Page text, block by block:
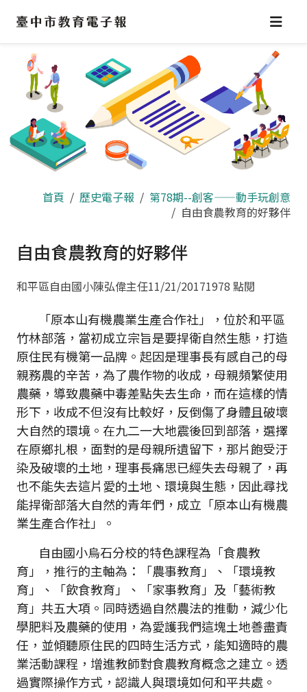
區
首頁 歷史電子報
第78期--創客——動手玩創意
自由食農教育的好夥伴
自由食農教育的好夥伴
和平區自由國小陳弘偉主任11/21/20171978 點閱
「原本山有機農業生產合作社」，位於和平區
竹林部落，當初成立宗旨是要捍衛自然生態，打造
原住民有機第一品牌。起因是理事長有感自己的母
親務農的辛苦，為了農作物的收成，母親頻繁使用
農藥，導致農藥中毒差點失去生命，而在這樣的情
形下，收成不但沒有比較好，反倒傷了身體且破壞
大自然的環境。在九二一大地震後回到部落，選擇
在原鄉扎根，面對的是母親所遺留下，那片飽受汙
染及破壞的土地，理事長痛思已經失去母親了，再
也不能失去這片愛的土地、環境與生態，因此尋找
能捍衛部落大自然的青年們，成立「原本山有機農
業生產合作社」。
自由國小烏石分校的特色課程為「食農教
育」，推行的主軸為：「農事教育」、「環境教
育」、「飲食教育」、「家事教育」及「藝術教
育」共五大項。同時透過自然農法的推動，減少化
學肥料及農藥的使用，為愛護我們這塊土地善盡責
任，並傾聽原住民的四時生活方式，能知適時的農
業活動課程，增進教師對食農教育概念之建立。透
過實際操作方式，認識人與環境如何和平共處。